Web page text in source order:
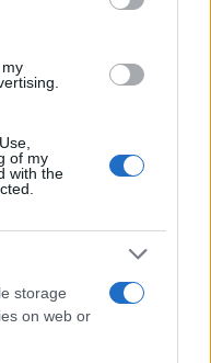
of my
with the
storage
on web or